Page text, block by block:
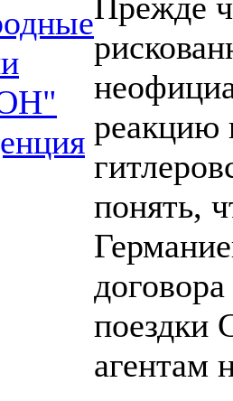
реакцию
понять,
поездки
агентам